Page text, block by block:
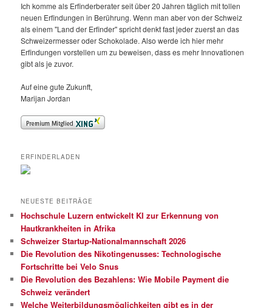
Ich komme als Erfinderberater seit über 20 Jahren täglich mit tollen
neuen Erfindungen in Berührung. Wenn man aber von der Schweiz
als einem "Land der Erfinder" spricht denkt fast jeder zuerst an das
Schweizermesser oder Schokolade. Also werde ich hier mehr
Erfindungen vorstellen um zu beweisen, dass es mehr Innovationen
gibt als je zuvor.
Auf eine gute Zukunft,
Marijan Jordan
ERFINDERLADEN
NEUESTE BEITRÄGE
Hochschule Luzern entwickelt KI zur Erkennung von
Hautkrankheiten in Afrika
Schweizer Startup-Nationalmannschaft 2026
Die Revolution des Nikotingenusses: Technologische
Fortschritte bei Velo Snus
Die Revolution des Bezahlens: Wie Mobile Payment die
Schweiz verändert
Welche Weiterbildungsmöglichkeiten gibt es in der